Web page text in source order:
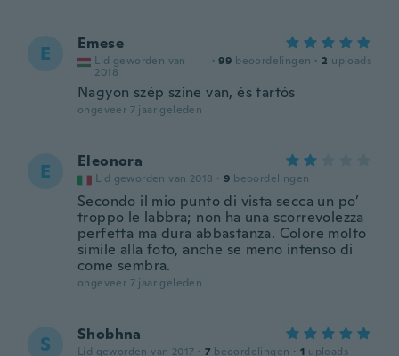
E Emese
Lid geworden van
2018
· 99 beoordelingen · 2 uploads
Nagyon szép színe van, és tartós
ongeveer 7 jaar geleden
E Eleonora
Lid geworden van 2018 · 9 beoordelingen
Secondo il mio punto di vista secca un po’
troppo le labbra; non ha una scorrevolezza
perfetta ma dura abbastanza. Colore molto
simile alla foto, anche se meno intenso di
come sembra.
ongeveer 7 jaar geleden
S Shobhna
Lid geworden van 2017 · 7 beoordelingen · 1 uploads